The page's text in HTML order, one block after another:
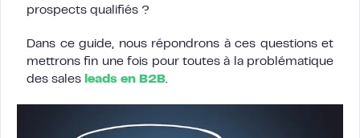
prospects qualifiés ?
Dans ce guide, nous répondrons à ces questions et
mettrons fin une fois pour toutes à la problématique
des sales leads en B2B.